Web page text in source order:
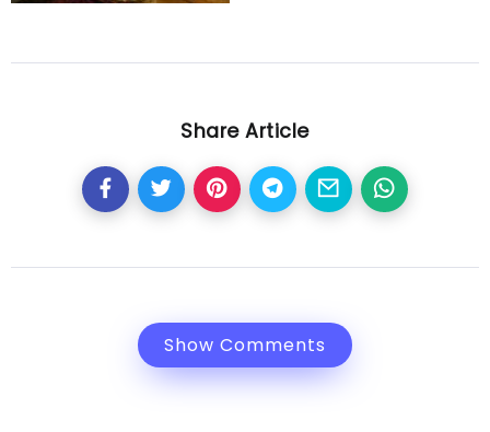
Share Article
Show Comments